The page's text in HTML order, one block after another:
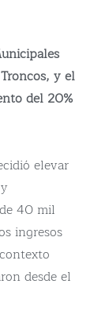
y el
del 20%
elevar
40 mil
ingresos
desde el